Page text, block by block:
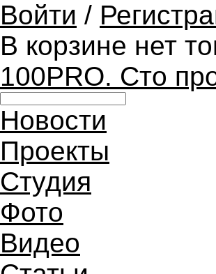
Войти /
В корзине нет
100PRO. Сто
Новости
Проекты
Студия
Фото
Видео